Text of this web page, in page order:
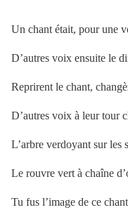
Un chant était, pour une
D’autres voix ensuite le
Reprirent le chant,
D’autres voix à leur tour
L’arbre verdoyant sur les
Le rouvre vert à chaîne
Tu fus l’image de ce